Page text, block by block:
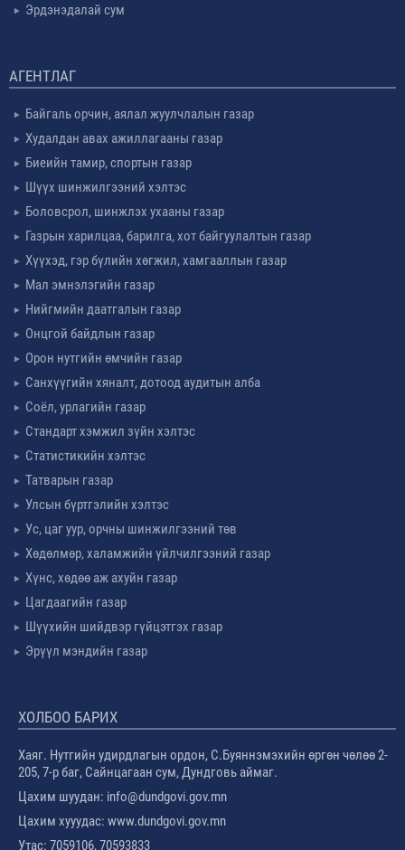
Эрдэнэдалай сум
АГЕНТЛАГ
Байгаль орчин, аялал жуулчлалын газар
Худалдан авах ажиллагааны газар
Биеийн тамир, спортын газар
Шүүх шинжилгээний хэлтэс
Боловсрол, шинжлэх ухааны газар
Газрын харилцаа, барилга, хот байгуулалтын газар
Хүүхэд, гэр бүлийн хөгжил, хамгааллын газар
Мал эмнэлэгийн газар
Нийгмийн даатгалын газар
Онцгой байдлын газар
Орон нутгийн өмчийн газар
Санхүүгийн хяналт, дотоод аудитын алба
Соёл, урлагийн газар
Стандарт хэмжил зүйн хэлтэс
Статистикийн хэлтэс
Татварын газар
Улсын бүртгэлийн хэлтэс
Ус, цаг уур, орчны шинжилгээний төв
Хөдөлмөр, халамжийн үйлчилгээний газар
Хүнс, хөдөө аж ахуйн газар
Цагдаагийн газар
Шүүхийн шийдвэр гүйцэтгэх газар
Эрүүл мэндийн газар
ХОЛБОО БАРИХ
Хаяг. Нутгийн удирдлагын ордон, С.Буяннэмэхийн өргөн чөлөө 2-
205, 7-р баг, Сайнцагаан сум, Дундговь аймаг.
Цахим шуудан: info@dundgovi.gov.mn
Цахим хууудас: www.dundgovi.gov.mn
Утас: 7059106, 70593833